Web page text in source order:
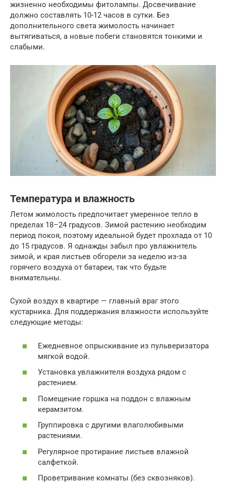
жизненно необходимы фитолампы. Досвечивание
должно составлять 10-12 часов в сутки. Без
дополнительного света жимолость начинает
вытягиваться, а новые побеги становятся тонкими и
слабыми.
Температура и влажность
Летом жимолость предпочитает умеренное тепло в
пределах 18–24 градусов. Зимой растению необходим
период покоя, поэтому идеальной будет прохлада от 10
до 15 градусов. Я однажды забыл про увлажнитель
зимой, и края листьев обгорели за неделю из-за
горячего воздуха от батареи, так что будьте
внимательны.
Сухой воздух в квартире — главный враг этого
кустарника. Для поддержания влажности используйте
следующие методы:
Ежедневное опрыскивание из пульверизатора
мягкой водой.
Установка увлажнителя воздуха рядом с
растением.
Помещение горшка на поддон с влажным
керамзитом.
Группировка с другими влаголюбивыми
растениями.
Регулярное протирание листьев влажной
салфеткой.
Проветривание комнаты (без сквозняков).